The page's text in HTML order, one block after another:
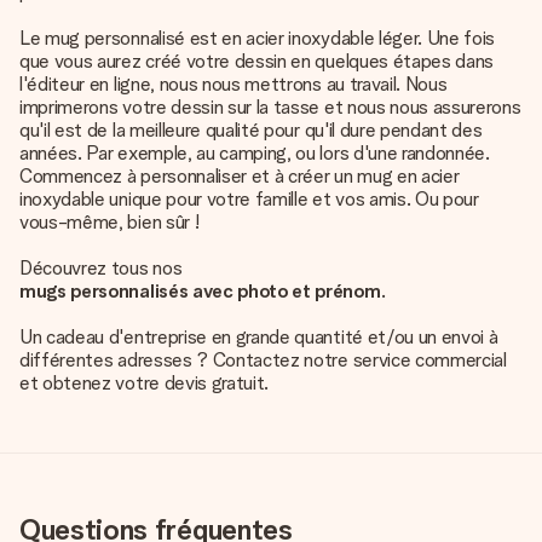
Le mug personnalisé est en acier inoxydable léger. Une fois
que vous aurez créé votre dessin en quelques étapes dans
l'éditeur en ligne, nous nous mettrons au travail. Nous
imprimerons votre dessin sur la tasse et nous nous assurerons
qu'il est de la meilleure qualité pour qu'il dure pendant des
années. Par exemple, au camping, ou lors d'une randonnée.
Commencez à personnaliser et à créer un mug en acier
inoxydable unique pour votre famille et vos amis. Ou pour
vous-même, bien sûr !
Découvrez tous nos
mugs personnalisés avec photo et prénom.
Un cadeau d'entreprise en grande quantité et/ou un envoi à
différentes adresses ? Contactez notre service commercial
et obtenez votre devis gratuit.
Questions fréquentes